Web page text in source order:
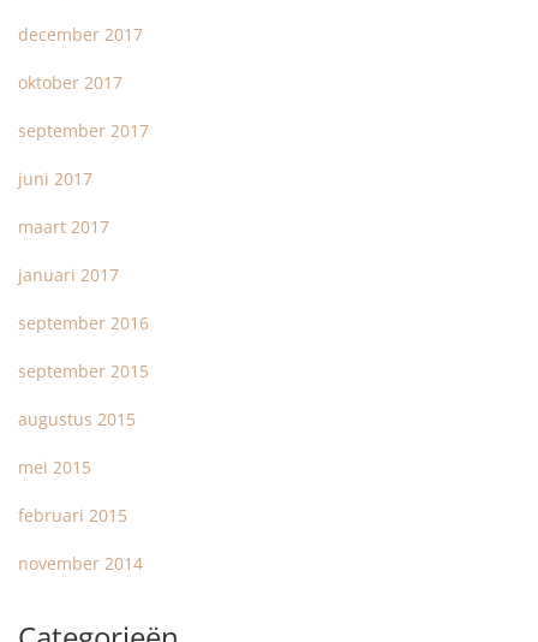
december 2017
oktober 2017
september 2017
juni 2017
maart 2017
januari 2017
september 2016
september 2015
augustus 2015
mei 2015
februari 2015
november 2014